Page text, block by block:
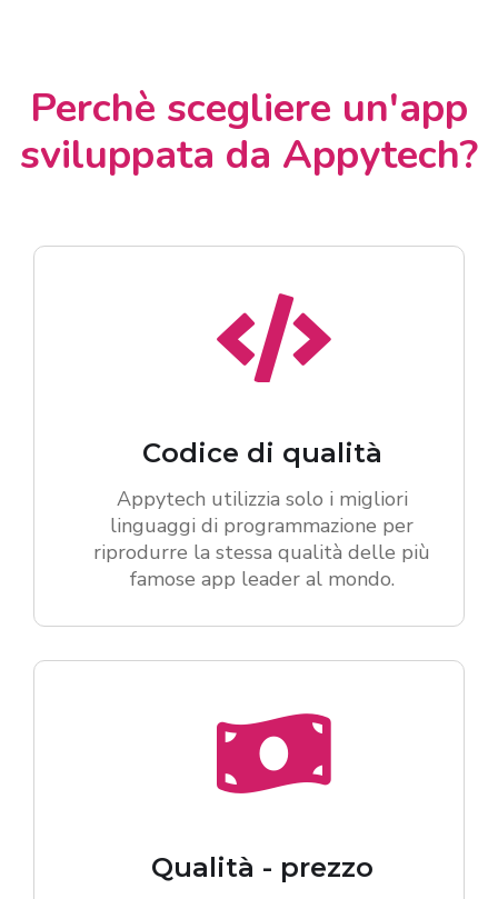
Perchè scegliere un'app
sviluppata da Appytech?
Codice di qualità
Appytech utilizzia solo i migliori
linguaggi di programmazione per
riprodurre la stessa qualità delle più
famose app leader al mondo.
Qualità - prezzo